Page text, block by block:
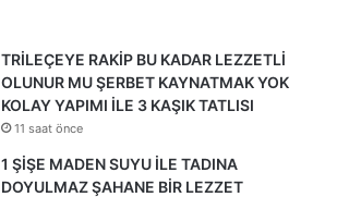
TRİLEÇEYE RAKİP BU KADAR LEZZETLİ
OLUNUR MU ŞERBET KAYNATMAK YOK
KOLAY YAPIMI İLE 3 KAŞIK TATLISI
11 saat önce
1 ŞİŞE MADEN SUYU İLE TADINA
DOYULMAZ ŞAHANE BİR LEZZET